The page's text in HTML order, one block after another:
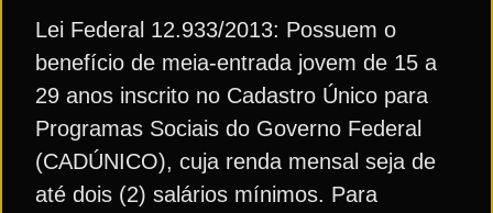
Lei Federal 12.933/2013: Possuem o
benefício de meia-entrada jovem de 15 a
29 anos inscrito no Cadastro Único para
Programas Sociais do Governo Federal
(CADÚNICO), cuja renda mensal seja de
até dois (2) salários mínimos. Para